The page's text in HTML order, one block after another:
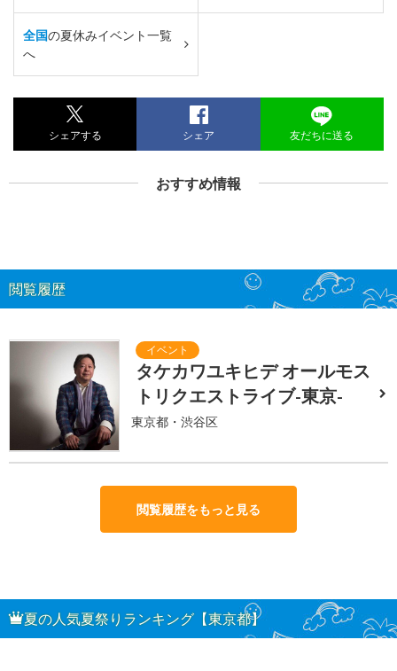
全国の夏休みイベント一覧
へ
シェアする シェア 友だちに送る
おすすめ情報
閲覧履歴
タケカワユキヒデ オールモス
トリクエストライブ-東京-
東京都・渋谷区
閲覧履歴をもっと見る
夏の人気夏祭りランキング【東京都】